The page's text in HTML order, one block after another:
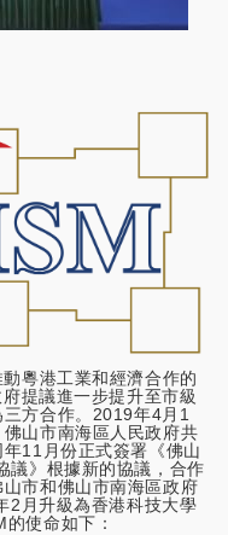
粵港工業和經濟合作的
提議進一步提升至市級
方合作。2019年4⽉1
山市南海區人民政府共
11月份正式簽署《佛山
議》根據新的協議，合作
市和佛山市南海區政府
2月升級為香港科技大學
使命如下：